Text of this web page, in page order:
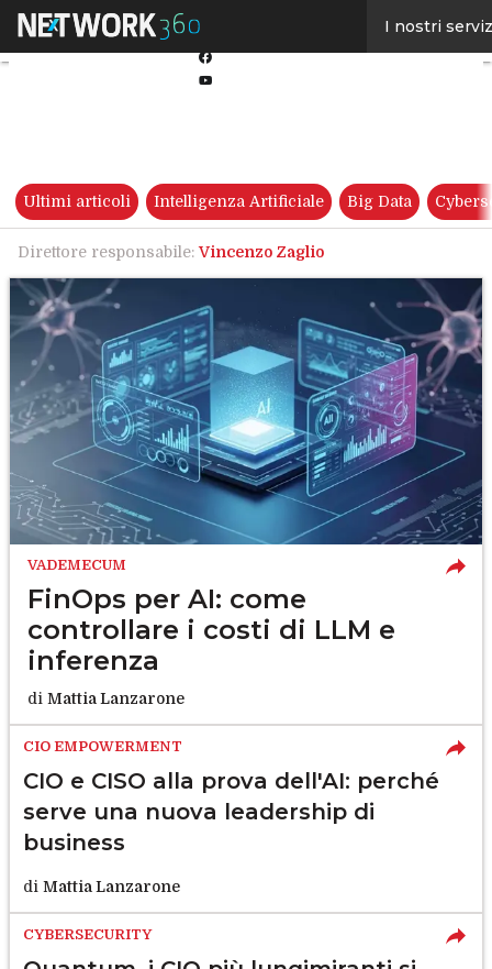
I nostri
Facebook
Ultimi articoli Intelligenza Artificiale Big Data
Direttore responsabile: Vincenzo Zaglio
VADEMECUM
FinOps per AI: come
controllare i costi di LLM e
inferenza
di Mattia Lanzarone
CIO EMPOWERMENT
CIO e CISO alla prova dell'AI: perché
serve una nuova leadership di
business
di Mattia Lanzarone
CYBERSECURITY